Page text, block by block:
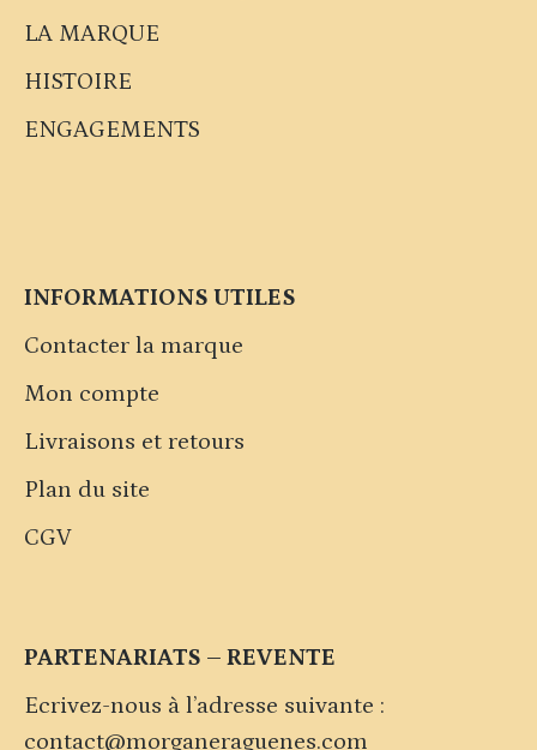
LA MARQUE
HISTOIRE
ENGAGEMENTS
INFORMATIONS UTILES
Contacter la marque
Mon compte
Livraisons et retours
Plan du site
CGV
PARTENARIATS – REVENTE
Ecrivez-nous à l’adresse suivante :
contact@morganeraguenes.com